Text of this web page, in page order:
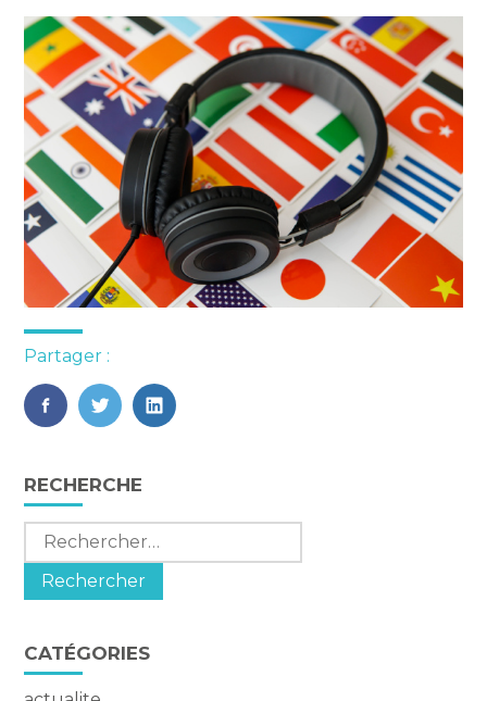
Partager :
FaceBook
TwitterLinkedIn
Blog
sidebar
RECHERCHE
Rechercher :
CATÉGORIES